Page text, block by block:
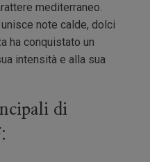
mediterraneo.
note calde, dolci
ha conquistato un
intensità e alla sua
di
: